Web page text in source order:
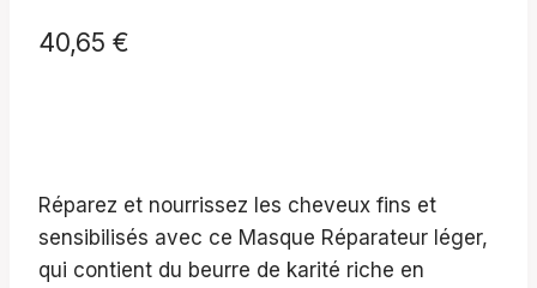
40,65 €
Réparez et nourrissez les cheveux fins et
sensibilisés avec ce Masque Réparateur léger,
qui contient du beurre de karité riche en